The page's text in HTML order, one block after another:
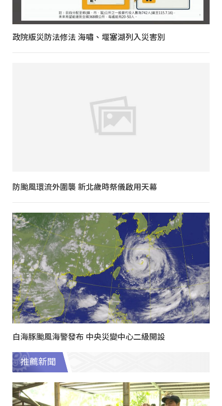
政院版災防法修法 海嘯、堰塞湖列入災害別
防颱風環流外圍襲 新北歲時祭儀啟用天幕
白海豚颱風海警發布 中央災變中心二級開設
推薦新聞